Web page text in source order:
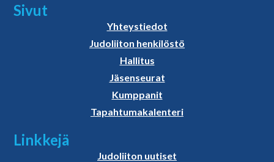
Sivut
Yhteystiedot
Judoliiton henkilöstö
Hallitus
Jäsenseurat
Kumppanit
Tapahtumakalenteri
Linkkejä
Judoliiton uutiset